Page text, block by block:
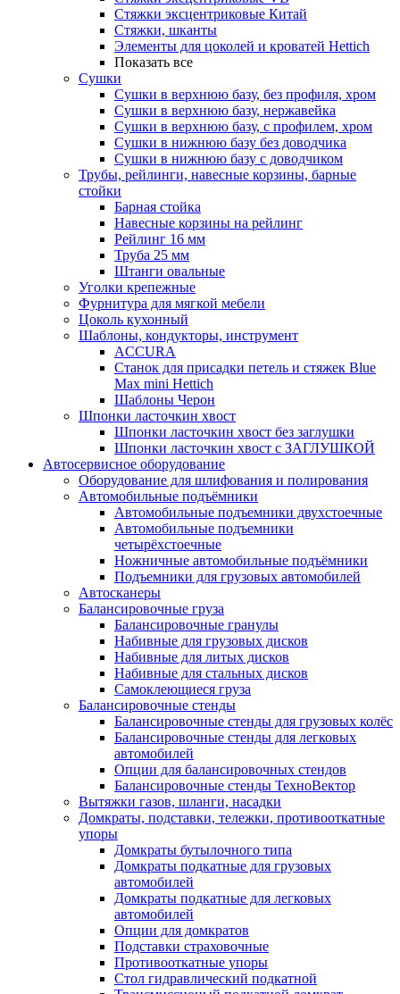
Стяжки эксцентриковые Китай
Стяжки, шканты
Элементы для цоколей и кроватей Hettich
Показать все
Сушки
Сушки в верхнюю базу, без профиля, хром
Сушки в верхнюю базу, нержавейка
Сушки в верхнюю базу, с профилем, хром
Сушки в нижнюю базу без доводчика
Сушки в нижнюю базу с доводчиком
Трубы, рейлинги, навесные корзины, барные
стойки
Барная стойка
Навесные корзины на рейлинг
Рейлинг 16 мм
Труба 25 мм
Штанги овальные
Уголки крепежные
Фурнитура для мягкой мебели
Цоколь кухонный
Шаблоны, кондукторы, инструмент
ACCURA
Станок для присадки петель и стяжек Blue
Max mini Hettich
Шаблоны Черон
Шпонки ласточкин хвост
Шпонки ласточкин хвост без заглушки
Шпонки ласточкин хвост с ЗАГЛУШКОЙ
Автосервисное оборудование
Оборудование для шлифования и полирования
Автомобильные подъёмники
Автомобильные подъемники двухстоечные
Автомобильные подъемники
четырёхстоечные
Ножничные автомобильные подъёмники
Подъемники для грузовых автомобилей
Автосканеры
Балансировочные груза
Балансировочные гранулы
Набивные для грузовых дисков
Набивные для литых дисков
Набивные для стальных дисков
Самоклеющиеся груза
Балансировочные стенды
Балансировочные стенды для грузовых колёс
Балансировочные стенды для легковых
автомобилей
Опции для балансировочных стендов
Балансировочные стенды ТехноВектор
Вытяжки газов, шланги, насадки
Домкраты, подставки, тележки, противооткатные
упоры
Домкраты бутылочного типа
Домкраты подкатные для грузовых
автомобилей
Домкраты подкатные для легковых
автомобилей
Опции для домкратов
Подставки страховочные
Противооткатные упоры
Стол гидравлический подкатной